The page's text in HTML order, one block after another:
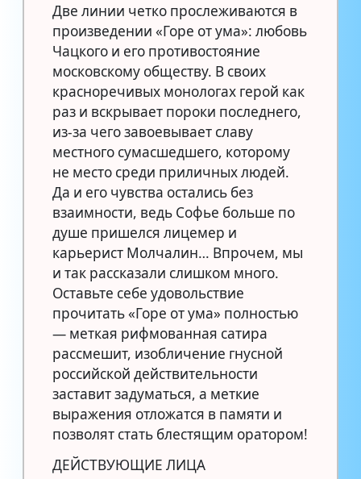
Две линии четко прослеживаются в
произведении «Горе от ума»: любовь
Чацкого и его противостояние
московскому обществу. В своих
красноречивых монологах герой как
раз и вскрывает пороки последнего,
из-за чего завоевывает славу
местного сумасшедшего, которому
не место среди приличных людей.
Да и его чувства остались без
взаимности, ведь Софье больше по
душе пришелся лицемер и
карьерист Молчалин… Впрочем, мы
и так рассказали слишком много.
Оставьте себе удовольствие
прочитать «Горе от ума» полностью
— меткая рифмованная сатира
рассмешит, изобличение гнусной
российской действительности
заставит задуматься, а меткие
выражения отложатся в памяти и
позволят стать блестящим оратором!
ДЕЙСТВУЮЩИЕ ЛИЦА